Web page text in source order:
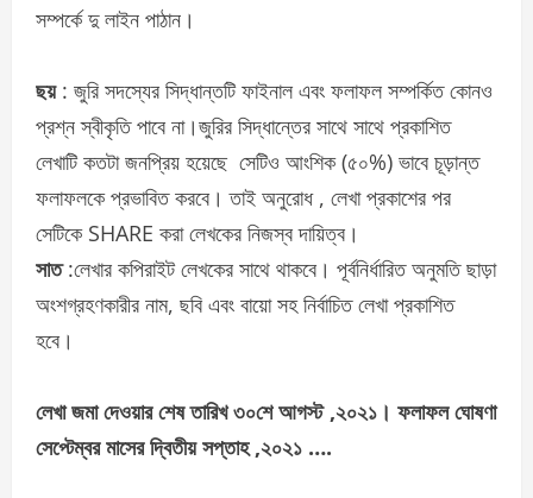
সম্পর্কে দু লাইন পাঠান।
ছয়: জুরি সদস্যের সিদ্ধান্তটি ফাইনাল এবং ফলাফল সম্পর্কিত কোনও
প্রশ্ন স্বীকৃতি পাবে না।জুরির সিদ্ধান্তের সাথে সাথে প্রকাশিত
লেখাটি কতটা জনপ্রিয় হয়েছে সেটিও আংশিক (৫০%) ভাবে চূড়ান্ত
ফলাফলকে প্রভাবিত করবে। তাই অনুরোধ , লেখা প্রকাশের পর
সেটিকে SHARE করা লেখকের নিজস্ব দায়িত্ব।
সাত:লেখার কপিরাইট লেখকের সাথে থাকবে। পূর্বনির্ধারিত অনুমতি ছাড়া
অংশগ্রহণকারীর নাম, ছবি এবং বায়ো সহ নির্বাচিত লেখা প্রকাশিত
হবে।
লেখা জমা দেওয়ার শেষ তারিখ ৩০শে আগস্ট ,২০২১। ফলাফল ঘোষণা
সেপ্টেম্বর মাসের দ্বিতীয় সপ্তাহ ,২০২১ ….